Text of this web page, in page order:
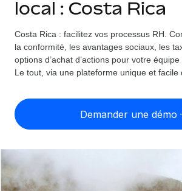
EMPLOI À L’INTERNATIONAL
Paie multipays
Gérez la paie facilement et en toute
Employer of record
entités
Gestion des freelances
Intégrez et gérez vos freelances
Solutions
COUVERTURE MONDIALE
Explorateur de pays
Toutes les informations sur l’emploi à
Explorateur des États-Unis (par
Simplifiez l’embauche à travers les
Examinez notre service par rapport aux
Ressources
OUTILS & CALCULATEURS
Évaluez le risque de requalification de
Tarification
English (United States)
English
Nederlands Connexion
local : Costa Rica
Costa Rica : facilitez vos processus RH.
la conformité, les avantages sociaux, les
options d’achat d’actions pour votre
Le tout, via une plateforme unique et facile
Demander une démo